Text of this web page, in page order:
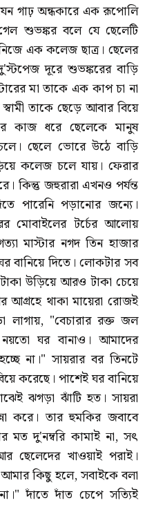
গাঢ় অন্ধকারে এক রূপোলি
শুভঙ্কর বলে যে ছেলেটি
এক কলেজ ছাত্র। ছেলের
দূরে শুভঙ্করের বাড়ি
মা তাকে এক কাপ চা না
তাকে ছেড়ে আবার বিয়ে
কাজ ধরে ছেলেকে মানুষ
ছেলে ভোরে উঠে বাড়ি
কলেজ চলে যায়। ফেরার
কিন্তু জহুরারা এখনও পর্যন্ত
পারেনি পড়ানোর জন্যে।
মোবাইলের টর্চের আলোয়
মাস্টার নগদ তিন হাজার
বানিয়ে দিতে। লোকটার সব
উড়িয়ে আরও টাকা চেয়ে
আগ্রহে থাকা মায়েরা রোজই
লাগায়, "বেচারার রক্ত জল
ঘর বানাও। আমাদের
না।" সায়রার বর তিনটে
করেছে। পাশেই ঘর বানিয়ে
ঝগড়া ঝাঁটি হত। সায়রা
করে। তার হুমকির জবাবে
মত দু'নম্বরি কামাই না, সৎ
ছেলেদের খাওয়াই পরাই।
কিছু হলে, সবাইকে বলা
দাঁতে দাঁত চেপে সত্যিই